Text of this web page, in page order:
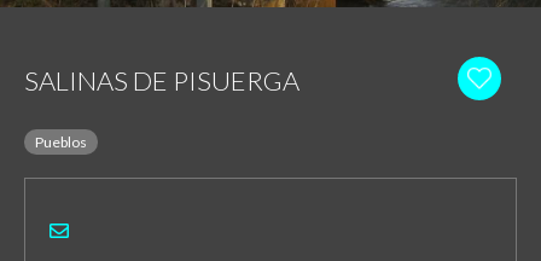
SALINAS DE PISUERGA
Pueblos